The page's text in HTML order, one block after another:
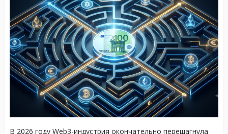
В 2026 году Web3-индустрия окончательно перешагнула